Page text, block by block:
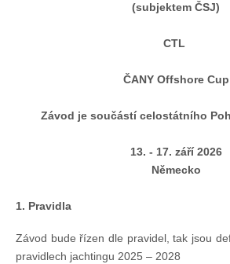
(subjektem ČSJ)
CTL
ČANY Offshore Cup
Závod je součástí celostátního
13. - 17. září 2026
Německo
1. Pravidla
Závod bude řízen dle pravidel, tak jsou
pravidlech jachtingu 2025 – 2028